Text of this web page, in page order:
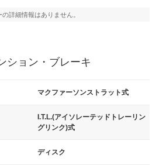
の詳細情報はありません。
ション・ブレーキ
マクファーソンストラット式
I.T.L.(アイソレーテッドトレーリン
グリンク)式
ディスク